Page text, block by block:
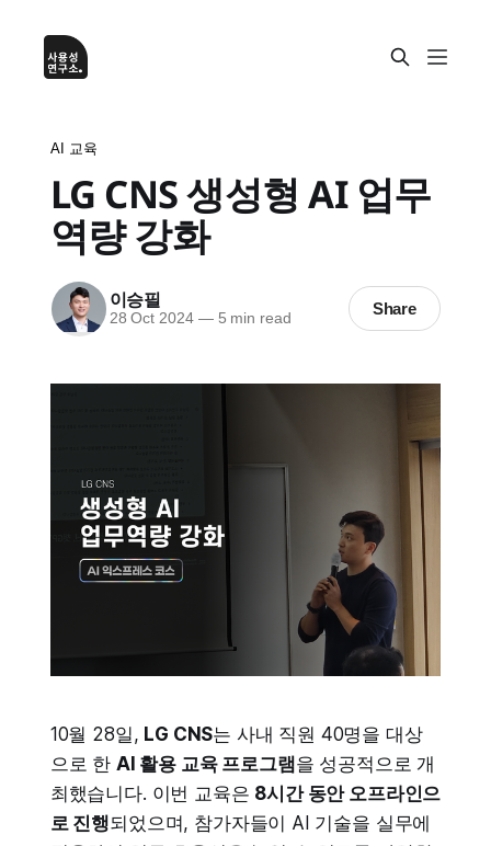
AI 교육
LG CNS 생성형 AI 업무
역량 강화
이승필
28 Oct 2024 —5 min read
Share
10월 28일, LG CNS는 사내 직원 40명을 대상
으로 한 AI 활용 교육 프로그램을 성공적으로 개
최했습니다. 이번 교육은 8시간 동안 오프라인으
로 진행되었으며, 참가자들이 AI 기술을 실무에